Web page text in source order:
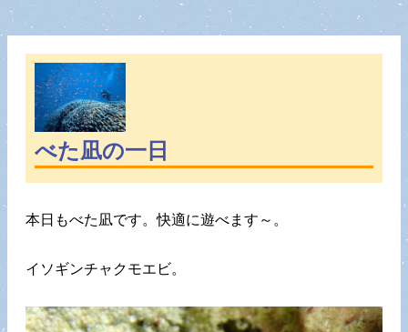
べた凪の一日
本日もべた凪です。快適に遊べます～。
イソギンチャクモエビ。